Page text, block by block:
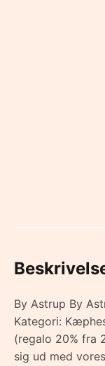
By Astrup By
Kategori:
(regalo 20% fra
sig ud med